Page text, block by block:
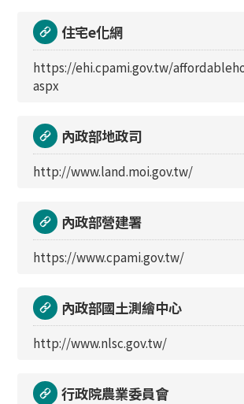
住宅e化網
https://ehi.cpami.gov.tw/
aspx
內政部地政司
http://www.land.moi.gov.tw/
內政部營建署
https://www.cpami.gov.tw/
內政部國土測繪中心
http://www.nlsc.gov.tw/
行政院農業委員會